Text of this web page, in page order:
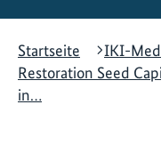
Gebärdensprache
leichte
Startseite
IKI-
Restoration Seed
in…